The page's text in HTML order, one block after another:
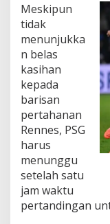
Meskipun
tidak
menunjukka
n belas
kasihan
kepada
barisan
pertahanan
Rennes, PSG
harus
menunggu
setelah satu
jam waktu
pertandingan